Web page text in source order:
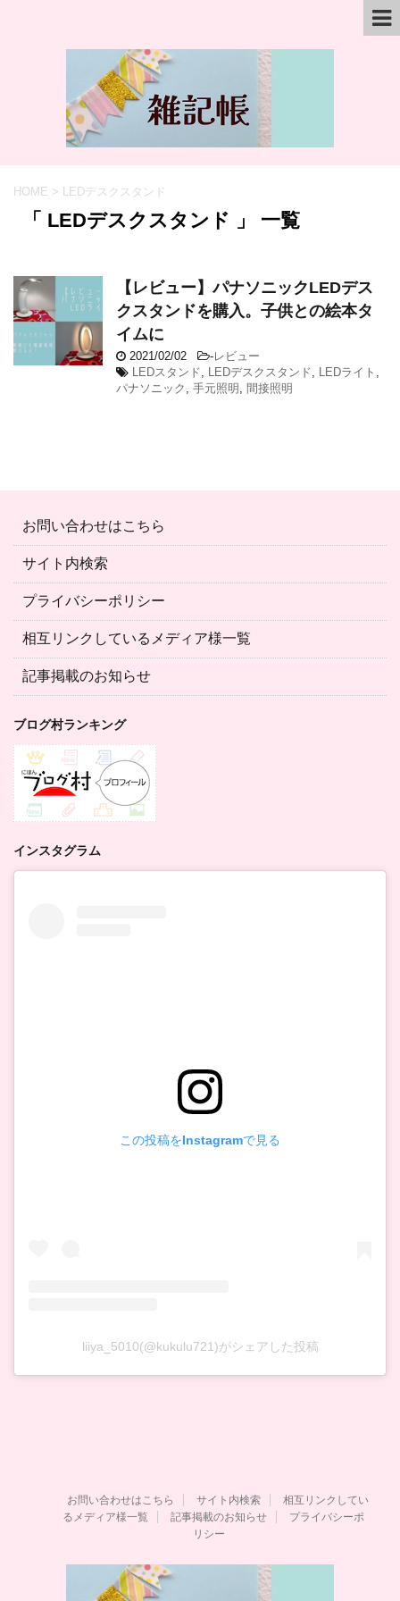
HOME > LEDデスクスタンド
「 LEDデスクスタンド 」 一覧
【レビュー】パナソニックLEDデス
クスタンドを購入。子供との絵本タ
イムに
2021/02/02 -レビュー
LEDスタンド, LEDデスクスタンド, LEDライト ,
パナソニック , 手元照明 , 間接照明
お問い合わせはこちら
サイト内検索
プライバシーポリシー
相互リンクしているメディア様一覧
記事掲載のお知らせ
ブログ村ランキング
インスタグラム
この投稿をInstagramで見る
liiya_5010(@kukulu721)がシェアした投稿
お問い合わせはこちら サイト内検索
相互リンクしてい
るメディア様一覧
記事掲載のお知らせ
プライバシーポ
リシー